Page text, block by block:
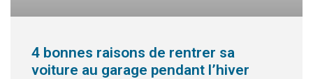
4 bonnes raisons de rentrer sa
voiture au garage pendant l’hiver